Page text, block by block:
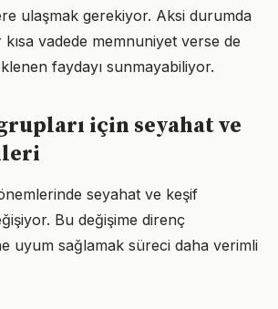
ulaşmak gerekiyor. Aksi durumda
vadede memnuniyet verse de
faydayı sunmayabiliyor.
için seyahat ve
seyahat ve keşif
Bu değişime direnç
uyum sağlamak süreci daha verimli